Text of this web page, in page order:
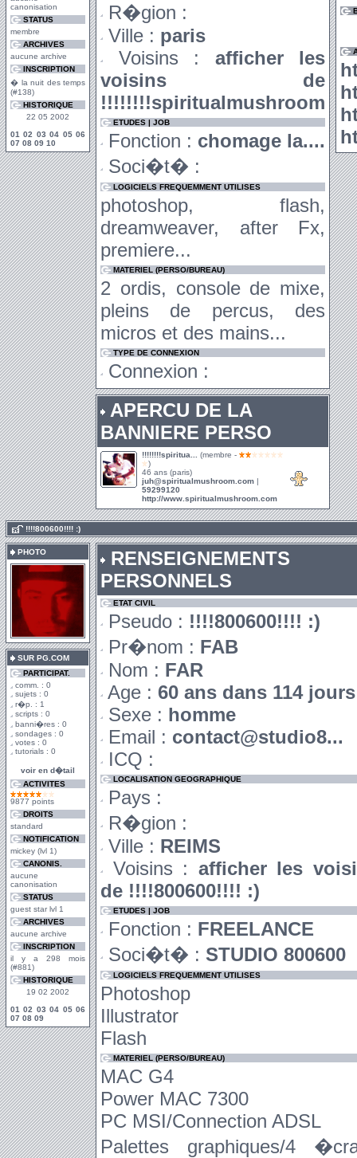
canonisation
STATUS
membre
ARCHIVES
aucune archive
INSCRIPTION
� la nuit des temps
(#138)
HISTORIQUE
22 05 2002
01 02 03 04 05 06
07 08 09 10
R�gion :
Ville : paris
Voisins : afficher les
voisins de
!!!!!!!!spiritualmushroom
ETUDES | JOB
Fonction : chomage la....
Soci�t� :
LOGICIELS FREQUEMMENT UTILISES
photoshop, flash,
dreamweaver, after Fx,
premiere...
MATERIEL (PERSO/BUREAU)
2 ordis, console de mixe,
pleins de percus, des
micros et des mains...
TYPE DE CONNEXION
Connexion :
APERCU DE LA
BANNIERE PERSO
!!!!!!!!spiritua...
(membre -
)
46 ans (paris)
juh@spiritualmushroom.com |
59299120
http://www.spiritualmushroom.com
!!!!800600!!!! :)
PHOTO
SUR PG.COM
PARTICIPAT.
comm. : 0
sujets : 0
r�p. : 1
scripts : 0
banni�res : 0
sondages : 0
votes : 0
tutorials : 0
voir en d�tail
ACTIVITES
9877 points
DROITS
standard
NOTIFICATION
mickey (lvl 1)
CANONIS.
aucune
canonisation
STATUS
guest star lvl 1
ARCHIVES
aucune archive
INSCRIPTION
il y a 298 mois
(#881)
HISTORIQUE
19 02 2002
01 02 03 04 05 06
07 08 09
RENSEIGNEMENTS
PERSONNELS
ETAT CIVIL
Pseudo : !!!!800600!!!! :)
Pr�nom : FAB
Nom : FAR
Age : 60 ans dans 114 jours
Sexe : homme
Email : contact@studio8...
ICQ :
LOCALISATION GEOGRAPHIQUE
Pays :
R�gion :
Ville : REIMS
Voisins : afficher les
de !!!!800600!!!! :)
ETUDES | JOB
Fonction : FREELANCE
Soci�t� : STUDIO 800600
LOGICIELS FREQUEMMENT UTILISES
Photoshop
Illustrator
Flash
MATERIEL (PERSO/BUREAU)
MAC G4
Power MAC 7300
PC MSI/Connection ADSL
Palettes graphiques/4